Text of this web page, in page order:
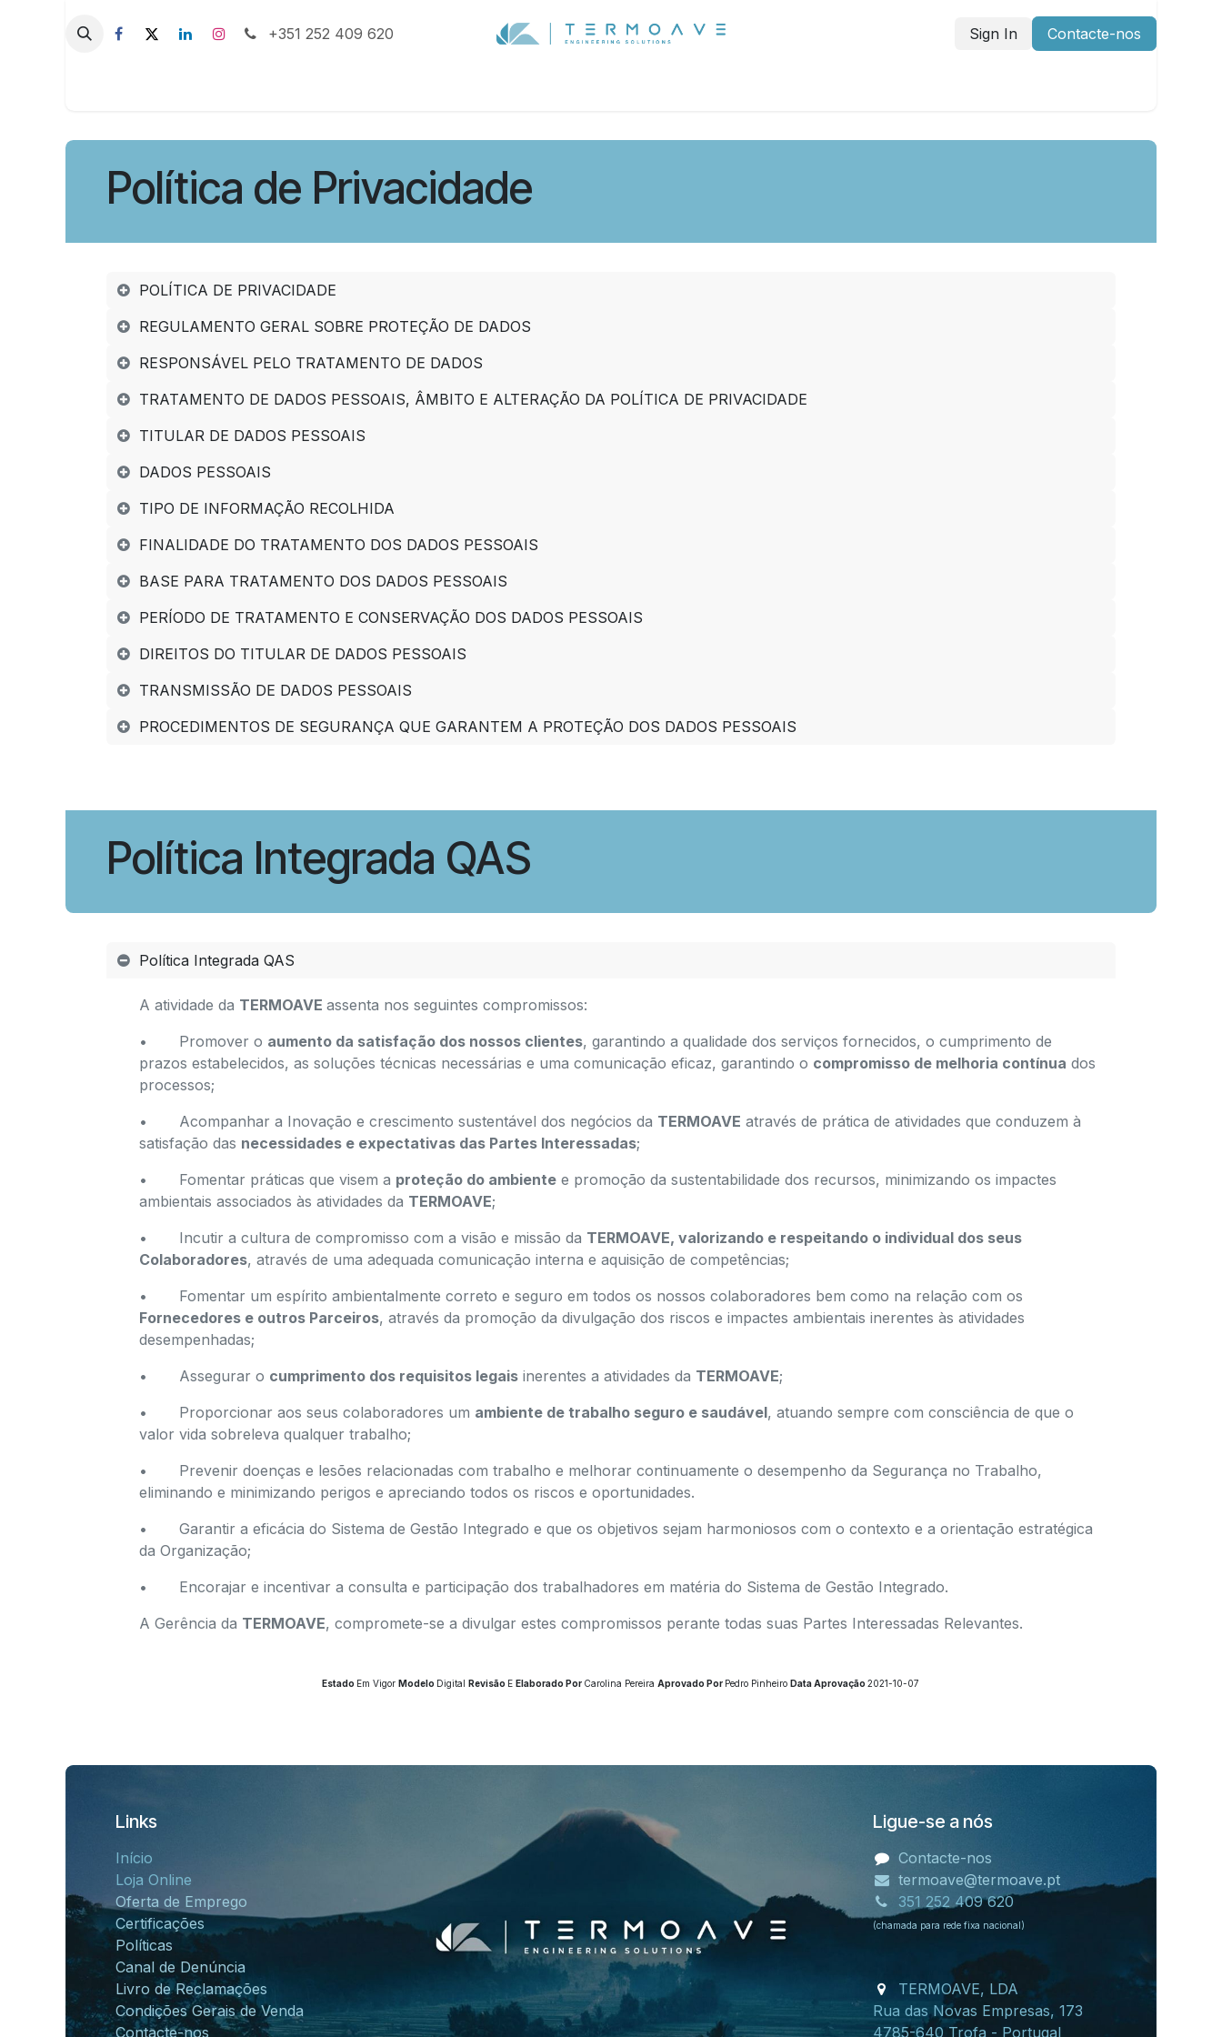
+351 252 409 620
Sign In Contacte-nos
Política de Privacidade
POLÍTICA DE PRIVACIDADE
REGULAMENTO GERAL SOBRE PROTEÇÃO DE DADOS
RESPONSÁVEL PELO TRATAMENTO DE DADOS
TRATAMENTO DE DADOS PESSOAIS, ÂMBITO E ALTERAÇÃO DA POLÍTICA DE PRIVACIDADE
TITULAR DE DADOS PESSOAIS
DADOS PESSOAIS
TIPO DE INFORMAÇÃO RECOLHIDA
FINALIDADE DO TRATAMENTO DOS DADOS PESSOAIS
BASE PARA TRATAMENTO DOS DADOS PESSOAIS
PERÍODO DE TRATAMENTO E CONSERVAÇÃO DOS DADOS PESSOAIS
DIREITOS DO TITULAR DE DADOS PESSOAIS
TRANSMISSÃO DE DADOS PESSOAIS
PROCEDIMENTOS DE SEGURANÇA QUE GARANTEM A PROTEÇÃO DOS DADOS PESSOAIS
Política Integrada QAS
Política Integrada QAS
A atividade da TERMOAVE assenta nos seguintes compromissos:
• Promover o aumento da satisfação dos nossos clientes, garantindo a qualidade dos serviços fornecidos, o cumprimento de
prazos estabelecidos, as soluções técnicas necessárias e uma comunicação eficaz, garantindo o compromisso de melhoria contínua dos
processos;
• Acompanhar a Inovação e crescimento sustentável dos negócios da TERMOAVE através de prática de atividades que conduzem à
satisfação das necessidades e expectativas das Partes Interessadas;
• Fomentar práticas que visem a proteção do ambiente e promoção da sustentabilidade dos recursos, minimizando os impactes
ambientais associados às atividades da TERMOAVE;
• Incutir a cultura de compromisso com a visão e missão da TERMOAVE, valorizando e respeitando o individual dos seus
Colaboradores, através de uma adequada comunicação interna e aquisição de competências;
• Fomentar um espírito ambientalmente correto e seguro em todos os nossos colaboradores bem como na relação com os
Fornecedores e outros Parceiros, através da promoção da divulgação dos riscos e impactes ambientais inerentes às atividades
desempenhadas;
• Assegurar o cumprimento dos requisitos legais inerentes a atividades da TERMOAVE;
• Proporcionar aos seus colaboradores um ambiente de trabalho seguro e saudável, atuando sempre com consciência de que o
valor vida sobreleva qualquer trabalho;
• Prevenir doenças e lesões relacionadas com trabalho e melhorar continuamente o desempenho da Segurança no Trabalho,
eliminando e minimizando perigos e apreciando todos os riscos e oportunidades.
• Garantir a eficácia do Sistema de Gestão Integrado e que os objetivos sejam harmoniosos com o contexto e a orientação estratégica
da Organização;
• Encorajar e incentivar a consulta e participação dos trabalhadores em matéria do Sistema de Gestão Integrado.
A Gerência da TERMOAVE, compromete-se a divulgar estes compromissos perante todas suas Partes Interessadas Relevantes.
Estado Em Vigor Modelo Digital Revisão E Elaborado Por Carolina Pereira Aprovado Por Pedro Pinheiro Data Aprovação 2021-10-07
Links
Início
Loja Online
Oferta de Emprego
Certificações
Políticas
Canal de Denúncia
Livro de Reclamações
Condições Gerais de Venda
Contacte-nos
Ligue-se a nós
Contacte-nos
termoave@termoave.pt
351 252 409 620
(chamada para rede fixa nacional)
TERMOAVE, LDA
Rua das Novas Empresas, 173
4785-640 Trofa - Portugal